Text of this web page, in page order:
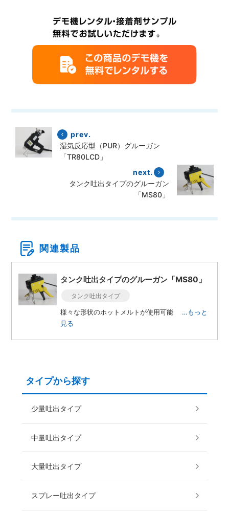
prev.
湿気反応型（PUR）グルーガン
「TR80LCD」
next.
タンク吐出タイプのグルーガン
「MS80」
関連製品
タンク吐出タイプのグルーガン「MS80」
タンク吐出タイプ
様々な形状のホットメルトが使用可能 …もっと
見る
タイプから探す
少量吐出タイプ
中量吐出タイプ
大量吐出タイプ
スプレー吐出タイプ